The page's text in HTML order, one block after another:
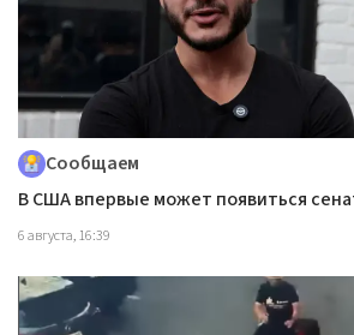
Сообщаем
В США впервые может появиться
6 августа, 16:39